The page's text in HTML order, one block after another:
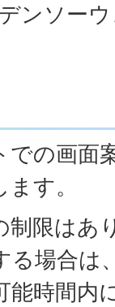
ンソー
での画面
す。
制限はあ
場合は
能時間内